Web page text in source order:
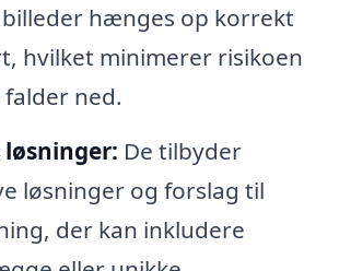
billeder hænges op korrekt
hvilket minimerer risikoen
ned.
De tilbyder
løsninger og forslag til
der kan inkludere